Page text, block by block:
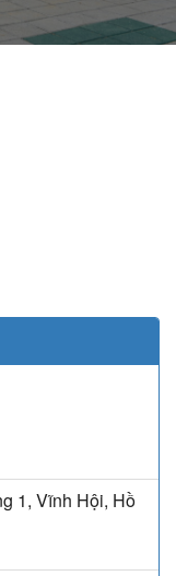
1, Vĩnh Hội, Hồ